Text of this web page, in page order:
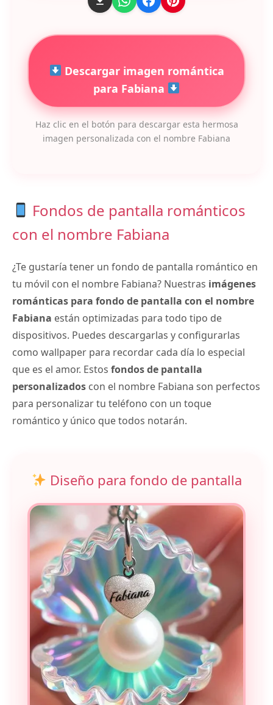
Descargar imagen romántica
para Fabiana
Haz clic en el botón para descargar esta hermosa
imagen personalizada con el nombre Fabiana
Fondos de pantalla románticos
con el nombre Fabiana
¿Te gustaría tener un fondo de pantalla romántico en
tu móvil con el nombre Fabiana? Nuestras imágenes
románticas para fondo de pantalla con el nombre
Fabiana están optimizadas para todo tipo de
dispositivos. Puedes descargarlas y configurarlas
como wallpaper para recordar cada día lo especial
que es el amor. Estos fondos de pantalla
personalizados con el nombre Fabiana son perfectos
para personalizar tu teléfono con un toque
romántico y único que todos notarán.
Diseño para fondo de pantalla